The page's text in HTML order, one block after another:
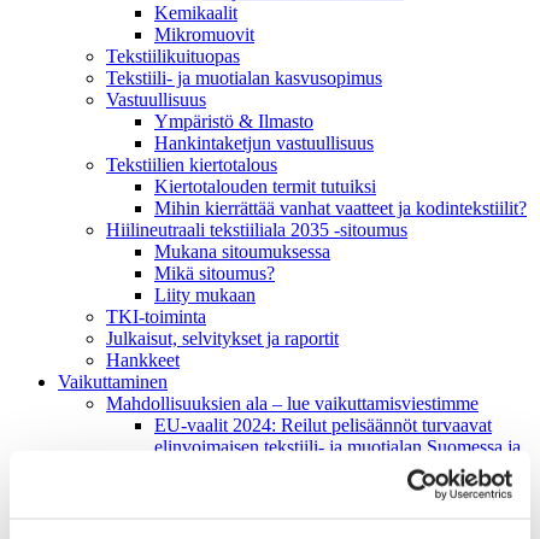
Kemikaalit
Mikromuovit
Tekstiilikuitu­opas
Tekstiili- ja muotialan kasvusopimus
Vastuullisuus
Ympäristö & Ilmasto
Hankintaketjun vastuullisuus
Tekstiilien kiertotalous
Kiertotalouden termit tutuiksi
Mihin kierrättää vanhat vaatteet ja kodintekstiilit?
Hiilineutraali tekstiiliala 2035 -sitoumus
Mukana sitoumuksessa
Mikä sitoumus?
Liity mukaan
TKI-toiminta
Julkaisut, selvitykset ja raportit
Hankkeet
Vaikuttaminen
Mahdollisuuksien ala – lue vaikuttamis­viestimme
EU-vaalit 2024: Reilut pelisäännöt turvaavat
elinvoimaisen tekstiili- ja muotialan Suomessa ja
Tekstiili- ja muotialasta viennin uusi kärki